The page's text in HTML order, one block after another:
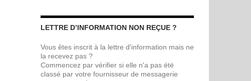
LETTRE D’INFORMATION NON REÇUE ?
Vous êtes inscrit à la lettre d'information mais ne
la recevez pas ?
Commencez par vérifier si elle n'a pas été
classé par votre fournisseur de messagerie